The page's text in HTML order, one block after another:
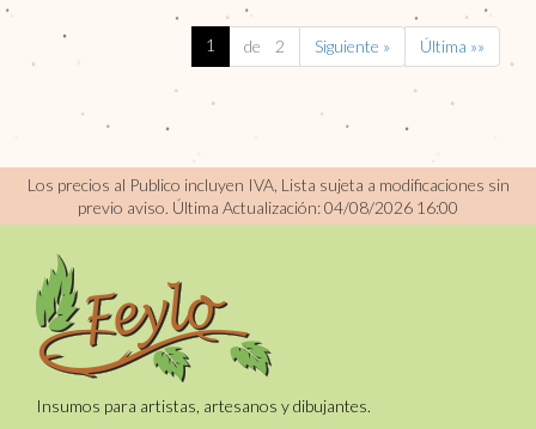
1 de 2 Siguiente » Última »»
Los precios al Publico incluyen IVA, Lista sujeta a modificaciones sin
previo aviso. Última Actualización: 04/08/2026 16:00
Insumos para artistas, artesanos y dibujantes.